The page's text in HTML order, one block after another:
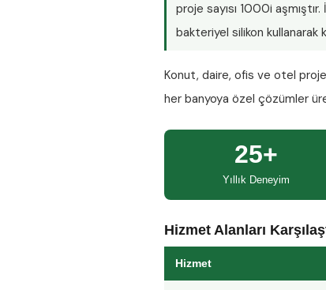
proje sayısı 1000i aşmıştır.
bakteriyel silikon kullanarak
Konut, daire, ofis ve otel
her banyoya özel çözümler
25+
Yıllık Deneyim
Hizmet Alanları
Hizmet